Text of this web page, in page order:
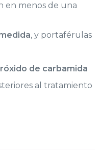
en menos de una
, y portaférulas
de carbamida
al tratamiento